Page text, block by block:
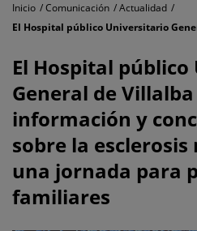
Inicio Comunicación
Actualidad
Hospital
público
Universitario
General
de
Villalba
la
información
y
El Hospital
General de
información y
sobre la
una jornada para
familiares